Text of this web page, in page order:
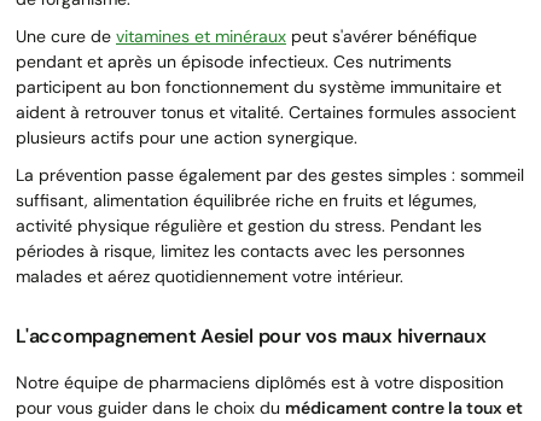
Une cure de vitamines et minéraux peut s'avérer bénéfique
pendant et après un épisode infectieux. Ces nutriments
participent au bon fonctionnement du système immunitaire et
aident à retrouver tonus et vitalité. Certaines formules associent
plusieurs actifs pour une action synergique.
La prévention passe également par des gestes simples : sommeil
suffisant, alimentation équilibrée riche en fruits et légumes,
activité physique régulière et gestion du stress. Pendant les
périodes à risque, limitez les contacts avec les personnes
malades et aérez quotidiennement votre intérieur.
L'accompagnement Aesiel pour vos maux hivernaux
Notre équipe de pharmaciens diplômés est à votre disposition
pour vous guider dans le choix du médicament contre la toux et